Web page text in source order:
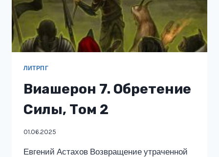
ЛИТРПГ
Виашерон 7. Обретение
Силы, Том 2
01.06.2025
Евгений Астахов Возвращение утраченной